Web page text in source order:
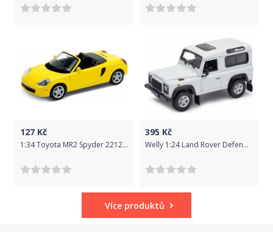
127 Kč
1:34 Toyota MR2 Spyder 221230
395 Kč
Welly 1:24 Land Rover Defender Bíla
Více produktů